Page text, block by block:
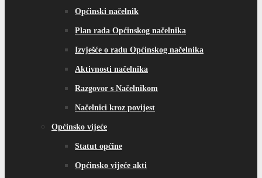
Općinski načelnik
Plan rada Općinskog načelnika
Izvješće o radu Općinskog načelnika
Aktivnosti načelnika
Razgovor s Načelnikom
Načelnici kroz povijest
Općinsko vijeće
Statut općine
Općinsko vijeće akti